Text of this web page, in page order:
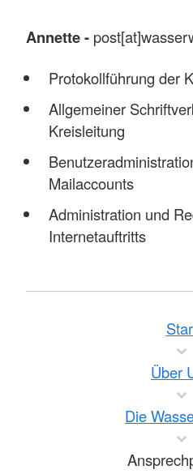
Annette -
Protokollführung der
Allgemeiner
Kreisleitung
Mailaccounts
Administration und
Internetauftritts
Über
Die